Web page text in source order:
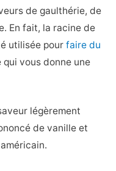
de gaulthérie, de
En fait, la racine de
utilisée pour faire du
qui vous donne une
légèrement
de vanille et